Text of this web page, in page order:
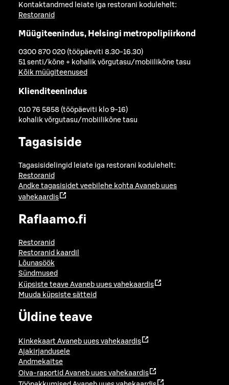
Kontaktandmed leiate iga restorani kodulehelt:
Restoranid
Müügiteenindus, Helsingi metropolipiirkond
0300 870 020 (tööpäeviti 8.30-16.30)
51 senti/kõne + kohalik võrgutasu/mobiilikõne tasu
Kõik müügiteenused
Klienditeenindus
010 76 5858 (tööpäeviti klo 9-16)
kohalik võrgutasu/mobiilikõne tasu
Tagasiside
Tagasisidelingid leiate iga restorani kodulehelt:
Restoranid
Andke tagasisidet veebilehe kohta Avaneb uues
vahekaardis
Raflaamo.fi
Restoranid
Restoranid kaardil
Lõunasöök
Sündmused
Küpsiste teave Avaneb uues vahekaardis
Muuda küpsiste sätteid
Üldine teave
Kinkekaart Avaneb uues vahekaardis
Ajakirjandusele
Andmekaitse
Oiva-raportid Avaneb uues vahekaardis